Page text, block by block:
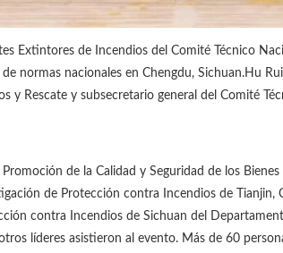
Extintores de Incendios del Comité Técnico
normas nacionales en Chengdu, Sichuan.Hu
y Rescate y subsecretario general del Comité
de la Calidad y Seguridad de los
de Protección contra Incendios de
contra Incendios de Sichuan del
líderes asistieron al evento. Más de 60